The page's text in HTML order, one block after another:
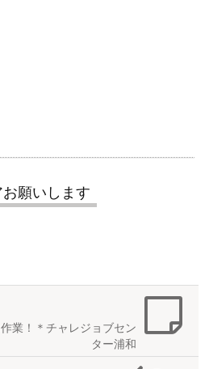
願いします
業！＊チャレジョブセン
ター浦和